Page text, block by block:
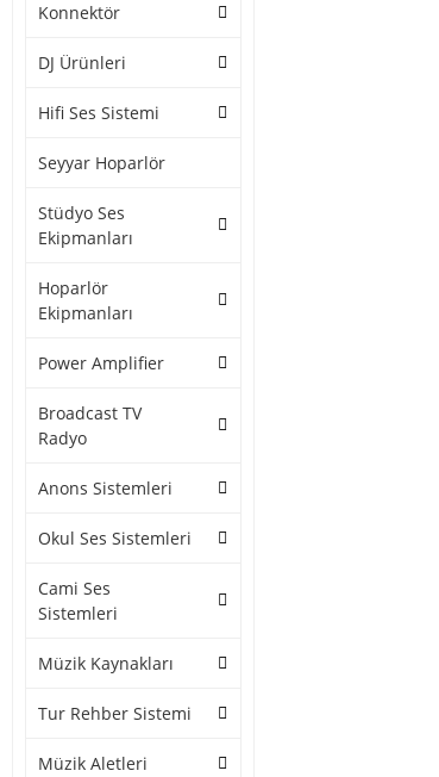
Konnektör
DJ Ürünleri
Hifi Ses Sistemi
Seyyar Hoparlör
Stüdyo Ses
Ekipmanları
Hoparlör
Ekipmanları
Power Amplifier
Broadcast TV
Radyo
Anons Sistemleri
Okul Ses Sistemleri
Cami Ses
Sistemleri
Müzik Kaynakları
Tur Rehber Sistemi
Müzik Aletleri